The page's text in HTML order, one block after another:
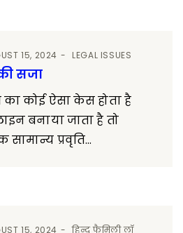
15, 2024 LEGAL ISSUES
सजा
कोई ऐसा केस होता है
बनाया जाता है तो
प्रवृति...
15, 2024 हिन्दू फैमिली लॉ